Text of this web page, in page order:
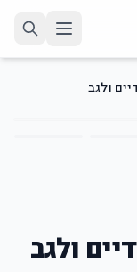
ולגב
ולגב